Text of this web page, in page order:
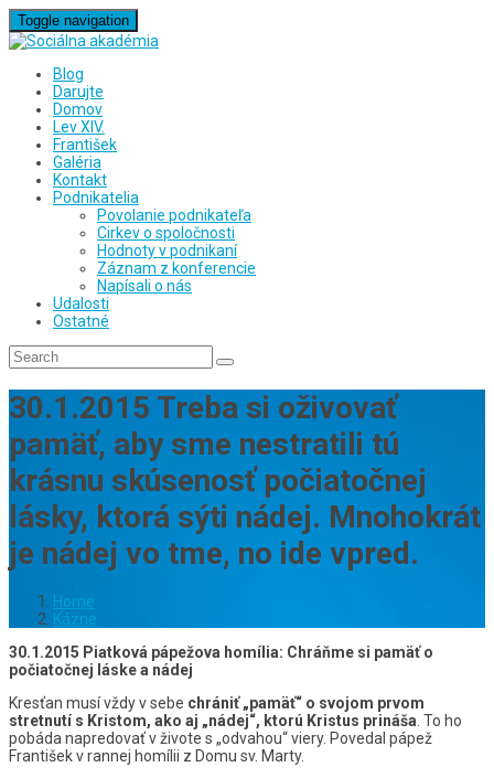
Toggle navigation
Blog
Darujte
Domov
Lev XIV.
František
Galéria
Kontakt
Podnikatelia
Povolanie podnikateľa
Cirkev o spoločnosti
Hodnoty v podnikaní
Záznam z konferencie
Napísali o nás
Udalosti
Ostatné
30.1.2015 Treba si oživovať
pamäť, aby sme nestratili tú
krásnu skúsenosť počiatočnej
lásky, ktorá sýti nádej. Mnohokrát
je nádej vo tme, no ide vpred.
Home
Kázne
30.1.2015 Piatková pápežova homília: Chráňme si pamäť o
počiatočnej láske a nádej
Kresťan musí vždy v sebe chrániť „pamäť“ o svojom prvom
stretnutí s Kristom, ako aj „nádej“, ktorú Kristus prináša . To ho
pobáda napredovať v živote s „odvahou“ viery. Povedal pápež
František v rannej homílii z Domu sv. Marty.